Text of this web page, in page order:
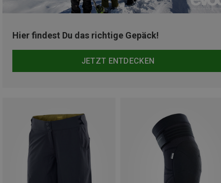
Hier findest Du das richtige Gepäck!
JETZT ENTDECKEN